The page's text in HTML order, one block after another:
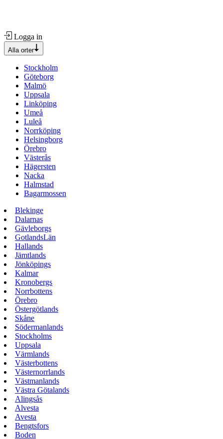
Logga in
Alla orter
Stockholm
Göteborg
Malmö
Uppsala
Linköping
Umeå
Luleå
Norrköping
Helsingborg
Örebro
Västerås
Hägersten
Nacka
Halmstad
Bagarmossen
Blekinge
Dalarnas
Gävleborgs
GotlandsLän
Hallands
Jämtlands
Jönköpings
Kalmar
Kronobergs
Norrbottens
Örebro
Östergötlands
Skåne
Södermanlands
Stockholms
Uppsala
Värmlands
Västerbottens
Västernorrlands
Västmanlands
Västra Götalands
Alingsås
Alvesta
Avesta
Bengtsfors
Boden